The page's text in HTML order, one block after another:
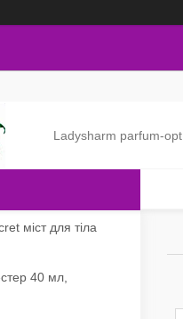
Ladysharm parfum-opt
міст для тіла
40 мл,